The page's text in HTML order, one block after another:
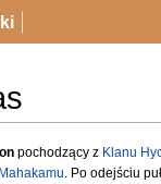
pochodzący z Klanu
. Po odejściu